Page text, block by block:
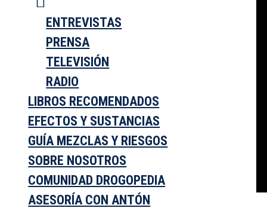
ENTREVISTAS
PRENSA
TELEVISIÓN
RADIO
LIBROS RECOMENDADOS
EFECTOS Y SUSTANCIAS
GUÍA MEZCLAS Y RIESGOS
SOBRE NOSOTROS
COMUNIDAD DROGOPEDIA
ASESORÍA CON ANTÓN